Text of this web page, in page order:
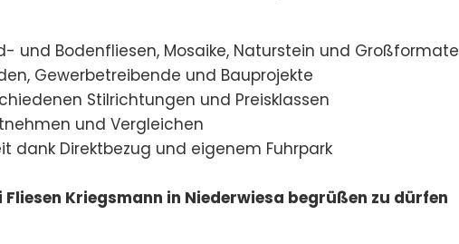
und Bodenfliesen, Mosaike, Naturstein und Großformate
Gewerbetreibende und Bauprojekte
Stilrichtungen und Preisklassen
und Vergleichen
dank Direktbezug und eigenem Fuhrpark
Fliesen Kriegsmann in Niederwiesa begrüßen zu dürfen